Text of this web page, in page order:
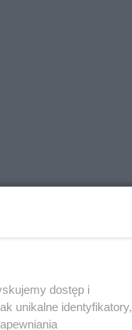
dostęp i
unikalne identyfikatory,